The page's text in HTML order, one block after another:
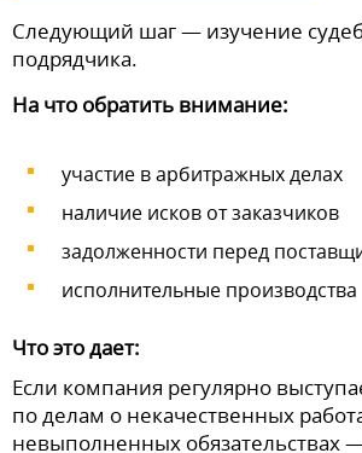
Следующий шаг — изучение
подрядчика.
На что обратить внимание:
участие в арбитражных делах
наличие исков от заказчиков
задолженности перед
исполнительные производства
Что это дает:
Если компания регулярно
по делам о некачественных
невыполненных обязательствах